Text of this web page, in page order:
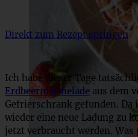
Direkt zum Rezept springen
Ich habe dieser Tage
Erdbeermarmelade aus dem
Gefrierschrank gefunden. Da
wieder eine neue Ladung zu
jetzt verbraucht werden. Was